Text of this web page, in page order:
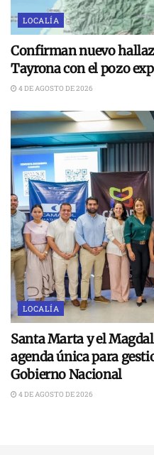
LOCALÍA
Confirman nuevo
Tayrona con el pozo
4 DE AGOSTO DE 2026
LOCALÍA
Santa Marta y el
agenda única para
Gobierno Nacional
4 DE AGOSTO DE 2026